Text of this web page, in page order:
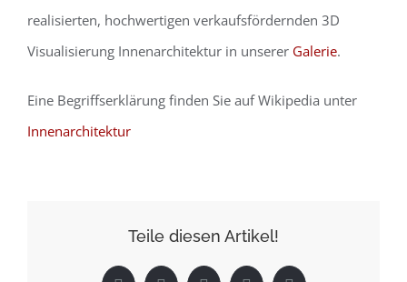
realisierten, hochwertigen verkaufsfördernden 3D
Visualisierung Innenarchitektur in unserer Galerie.
Eine Begriffserklärung finden Sie auf Wikipedia unter
Innenarchitektur
Teile diesen Artikel!